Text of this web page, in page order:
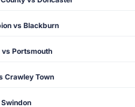
vs Blackburn
vs Portsmouth
Crawley Town